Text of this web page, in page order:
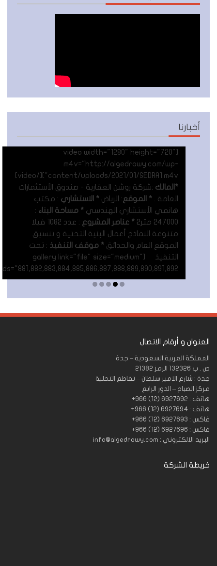
أخبارنا
[video width="1280" height="720"
m4v="http://algedrawy.com/wp-
content/uploads/2021/01/SEDRA1.m4v"][/video]
*المالك :شركة روشن العقارية - صندوق الأستثمارات
العامة . * الموقع: الرياض * الاستشاري : مكتب
هانمي الأستشاري الهندسي * مساحة البناء :
247000 متر٢
* عناصر المشروع
: عدد 1082 فيلا
متنوعة النماذج أعمال البنية التحتية و تنسيق
الموقع العام والحدائق * موقف التنفيذ : تحت
التنفيذ [gallery link="file" size="medium"
ids="881,882,883,884,885,886,887,888,889,890,891,892"]
العنوان و أرقام الاتصال
المملكة العربية السعودية – جدة
ص . ب 132326 الرمز 21382
جدة : شارع الامير سلطان – تقاطع التحلية
مركز الصباح – الدور الرابع
هاتف : 6927692 (12) 966+
هاتف : 6927694 (12) 966+
فاكس : 6927693 (12) 966+
فاكس : 6927696 (12) 966+
البريد الالكتروني : info@algedrawy.com
خريطة الشركة